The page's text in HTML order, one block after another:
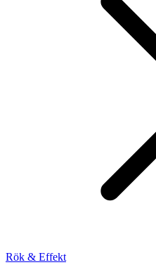
Rök & Effekt